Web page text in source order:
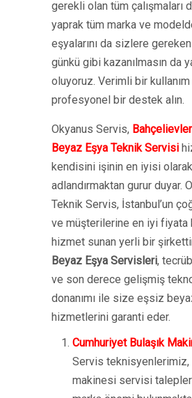
gerekli olan tüm çalışmaları
yaprak tüm marka ve
eşyalarını da sizlere
günkü gibi kazanılmasın da
oluyoruz. Verimli bir
profesyonel bir destek alın.
Okyanus Servis,
Beyaz Eşya Teknik Servisi
kendisini işinin en iyisi olarak
adlandırmaktan gurur duyar.
Teknik Servis, İstanbul’un
ve müşterilerine en iyi fiyata
hizmet sunan yerli bir
Beyaz Eşya Servisleri,
ve son derece gelişmiş
donanımı ile size eşsiz
hizmetlerini garanti eder.
Cumhuriyet Bulaşık
Servis teknisyenlerimiz,
makinesi servisi